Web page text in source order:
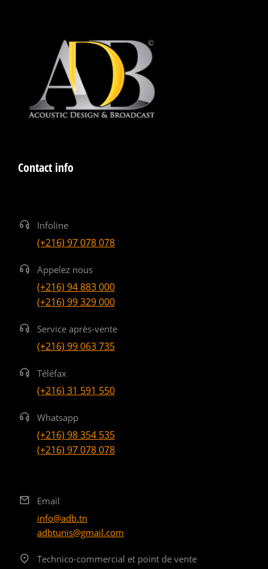
Contact info
Infoline
(+216) 97 078 078
Appelez nous
(+216) 94 883 000
(+216) 99 329 000
Service après-vente
(+216) 99 063 735
Téléfax
(+216) 31 591 550
Whatsapp
(+216) 98 354 535
(+216) 97 078 078
Email
info@adb.tn
adbtunis@gmail.com
Technico-commercial et point de vente